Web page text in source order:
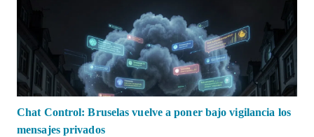
Chat Control: Bruselas vuelve a poner bajo vigilancia los
mensajes privados